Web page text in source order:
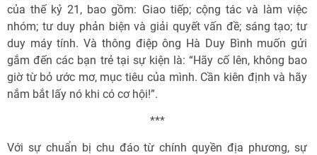
của thế kỷ 21, bao gồm: Giao tiếp; cộng tác và làm việc
nhóm; tư duy phản biện và giải quyết vấn đề; sáng tạo; tư
duy máy tính. Và thông điệp ông Hà Duy Bình muốn gửi
gắm đến các bạn trẻ tại sự kiện là: “Hãy cố lên, không bao
giờ từ bỏ ước mơ, mục tiêu của mình. Cần kiên định và hãy
nắm bắt lấy nó khi có cơ hội!”.
***
Với sự chuẩn bị chu đáo từ chính quyền địa phương, sự